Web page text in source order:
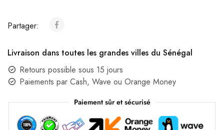
Partager:
Livraison dans toutes les grandes villes du Sénégal
Retours possible sous 15 jours
Paiements par Cash, Wave ou Orange Money
Paiement sûr et sécurisé